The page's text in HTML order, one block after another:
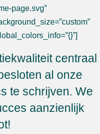
page.svg”
centraal
al onze
te schrijven. We
aanzienlijk